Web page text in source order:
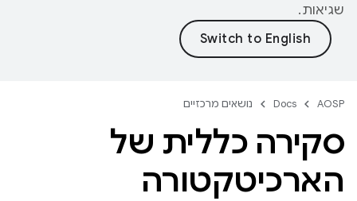
שגיאות.
AOSP
Docs נושאים מרכזיים
סקירה כללית של
הארכיטקטורה